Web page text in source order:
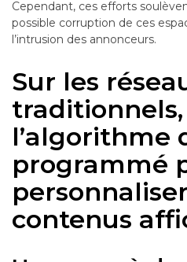
Cependant, ces efforts
possible corruption de ces
l’intrusion des annonceurs.
Sur les
traditionnels,
l’algorithme
programmé
contenus